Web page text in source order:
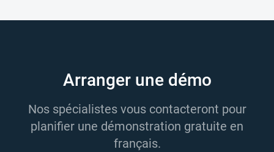
Arranger une démo
Nos spécialistes vous contacteront pour
planifier une démonstration gratuite en
français.